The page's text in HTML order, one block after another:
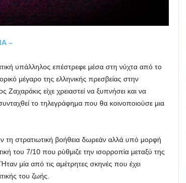
–
υπάλληλος επέστρεφε μέσα στη νύχτα από το
μέγαρο της ελληνικής πρεσβείας στην
είχε χρειαστεί να ξυπνήσει και να
το τηλεγράφημα που θα κοινοποιούσε μια
τη στρατιωτική βοήθεια δωρεάν αλλά υπό μορφή
του 7/10 που ρύθμιζε την ισορροπία μεταξύ της
μία από τις αμέτρητες σκηνές που έχει
του ζωής.